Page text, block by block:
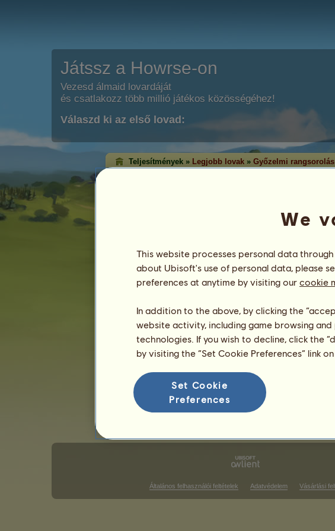
Játssz a Howrse-on
Vezesd álmaid lovardáját
és csatlakozz több millió játékos közösségéhez!
Válaszd ki az első lovad:
Teljesítmények » Legjobb lovak » Győzelmi rangsorolás
érték el az egyes versenyágakban. Általában a legtöbb
Legutóbbi frissítés: augusztus 8.
Angol stílusú versenyek Western stílusú versenyek
Galopp futam győzelmek
Nincs mit megjeleníteni ezen a rangsoron
Díjugrató győzelmek
Díjlovagló
Általános felhasználói feltételek Adatvédelem Vásárlási
We
This website processes personal data
about Ubisoft's use of personal data, please
preferences at anytime by visiting our cookie
In addition to the above, by clicking the
website activity, including game browsing
technologies. If you wish to decline, click the
by visiting the “Set Cookie Preferences” link
Set Cookie
Preferences